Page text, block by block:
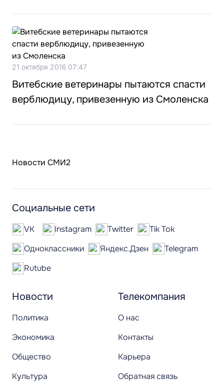
21 октября 2016 07:47
Витебские ветеринары пытаются спасти
верблюдицу, привезенную из Смоленска
Новости СМИ2
Новости
Политика
Экономика
Общество
Культура
Телекомпания
О нас
Контакты
Карьера
Обратная связь
Социальные сети
VK Instagram Twitter
Tik Tok
Одноклассники
Яндекс.Дзен
Telegram
Rutube